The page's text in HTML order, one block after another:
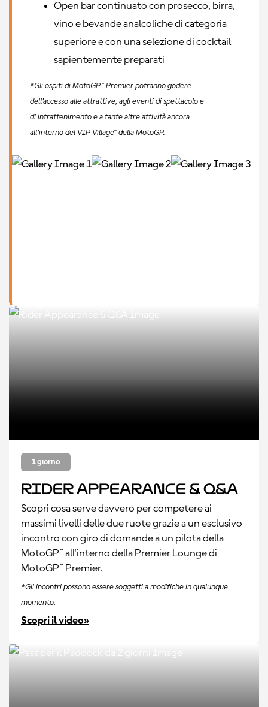
Open bar continuato con prosecco, birra,
vino e bevande analcoliche di categoria
superiore e con una selezione di cocktail
sapientemente preparati
*Gli ospiti di MotoGP™ Premier potranno godere
dell'accesso alle attrattive, agli eventi di spettacolo e
di intrattenimento e a tante altre attività ancora
all'interno del VIP Village™ della MotoGP..
1 giorno
Rider Appearance & Q&A
Scopri cosa serve davvero per competere ai
massimi livelli delle due ruote grazie a un esclusivo
incontro con giro di domande a un pilota della
MotoGP™ all'interno della Premier Lounge di
MotoGP™ Premier.
*Gli incontri possono essere soggetti a modifiche in qualunque
momento.
Scopri il video»